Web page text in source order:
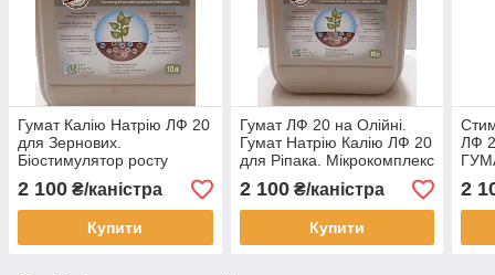
Гумат Калію Натрію ЛФ 20
для Зернових.
Біостимулятор росту
ГУМАТ ЛФ 20 з
мікроелементами. Тара
10л.
2 100 ₴/каністра
Купити
Гумат ЛФ 20 на Олійні.
Гумат Натрію Калію ЛФ 20
для Ріпака. Мікрокомплекс
Гумат ЛФ 20 з
мікроелементами.
2 100₴/каністра
Купити
ЛФ
2